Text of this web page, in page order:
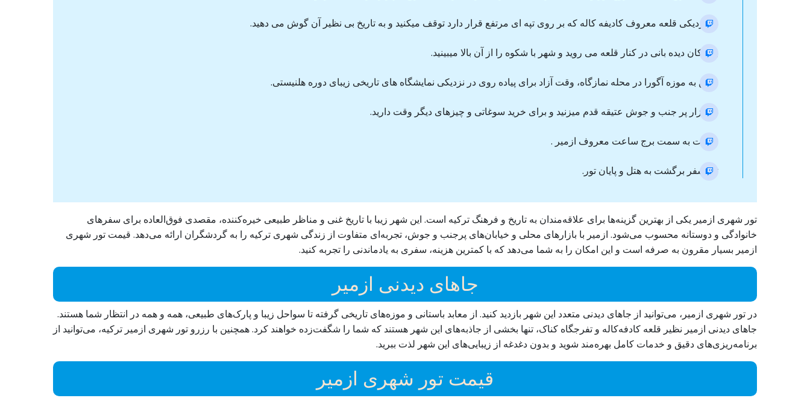
در نزدیکی قلعه معروف کادیفه کاله که بر روی تپه ای مرتفع قرار دارد توقف میکنید و به تاریخ بی نظیر آن گوش می دهید.
به مکان دیده بانی در کنار قلعه می روید و شهر با شکوه را از آن بالا میبینید.
رفتن به موزه آگورا در محله نمازگاه، وقت آزاد برای پیاده روی در نزدیکی نمایشگاه های تاریخی زیبای دوره هلنیستی.
در بازار پر جنب و جوش عتیقه قدم میزنید و برای خرید سوغاتی و چیزهای دیگر وقت دارید.
حرکت به سمت برج ساعت معروف ازمیر .
ترانسفر برگشت به هتل و پایان تور.
تور شهری ازمیر یکی از بهترین گزینه‌ها برای علاقه‌مندان به تاریخ و فرهنگ ترکیه است. این شهر زیبا با تاریخ غنی و مناظر طبیعی خیره‌کننده، مقصدی فوق‌العاده برای سفرهای
خانوادگی و دوستانه محسوب می‌شود. ازمیر با بازارهای محلی و خیابان‌های پرجنب و جوش، تجربه‌ای متفاوت از زندگی شهری ترکیه را به گردشگران ارائه می‌دهد. قیمت تور شهری
ازمیر بسیار مقرون به صرفه است و این امکان را به شما می‌دهد که با کمترین هزینه، سفری به یادماندنی را تجربه کنید.
جاهای دیدنی ازمیر
در تور شهری ازمیر، می‌توانید از جاهای دیدنی متعدد این شهر بازدید کنید. از معابد باستانی و موزه‌های تاریخی گرفته تا سواحل زیبا و پارک‌های طبیعی، همه و همه در انتظار شما هستند.
جاهای دیدنی ازمیر نظیر قلعه کادفه‌کاله و تفرجگاه کناک، تنها بخشی از جاذبه‌های این شهر هستند که شما را شگفت‌زده خواهند کرد. همچنین با رزرو تور شهری ازمیر ترکیه، می‌توانید از
برنامه‌ریزی‌های دقیق و خدمات کامل بهره‌مند شوید و بدون دغدغه از زیبایی‌های این شهر لذت ببرید.
قیمت تور شهری ازمیر